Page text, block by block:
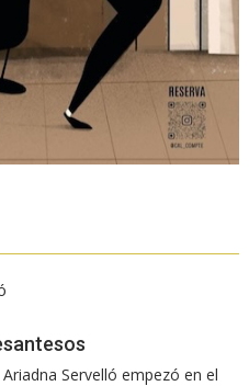
Servelló empezó en el